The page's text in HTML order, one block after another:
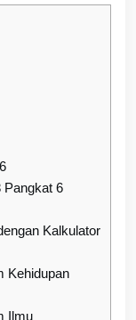
Pangkat 6
Kalkulator
Kehidupan
Ilmu